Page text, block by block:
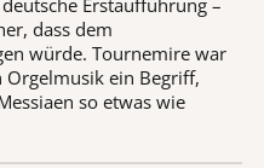
dass dem
würde. Tournemire war
Orgelmusik ein Begriff,
so etwas wie